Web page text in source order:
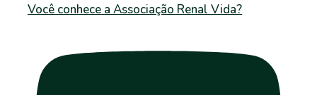
Você conhece a Associação Renal Vida?